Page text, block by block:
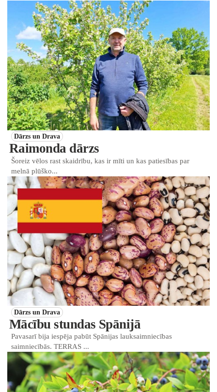
Dārzs un Drava
Raimonda dārzs
Šoreiz vēlos rast skaidrību, kas ir mīti un kas patiesības par
melnā plūško...
Dārzs un Drava
Mācību stundas Spānijā
Pavasarī bija iespēja pabūt Spānijas lauksaimniecības
saimniecībās. TERRAS ...